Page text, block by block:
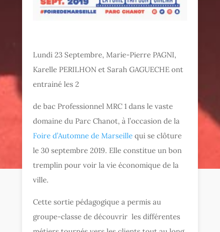
Lundi 23 Septembre, Marie-Pierre PAGNI,
Karelle PERILHON et Sarah GAGUECHE ont
entrainé les 2
de bac Professionnel MRC 1 dans le vaste
domaine du Parc Chanot, à l’occasion de la
Foire d’Automne de Marseille qui se clôture
le 30 septembre 2019. Elle constitue un bon
tremplin pour voir la vie économique de la
ville.
Cette sortie pédagogique a permis au
groupe-classe de découvrir les différentes